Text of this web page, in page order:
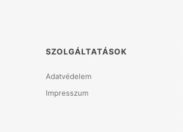
SZOLGÁLTATÁSOK
Adatvédelem
Impresszum